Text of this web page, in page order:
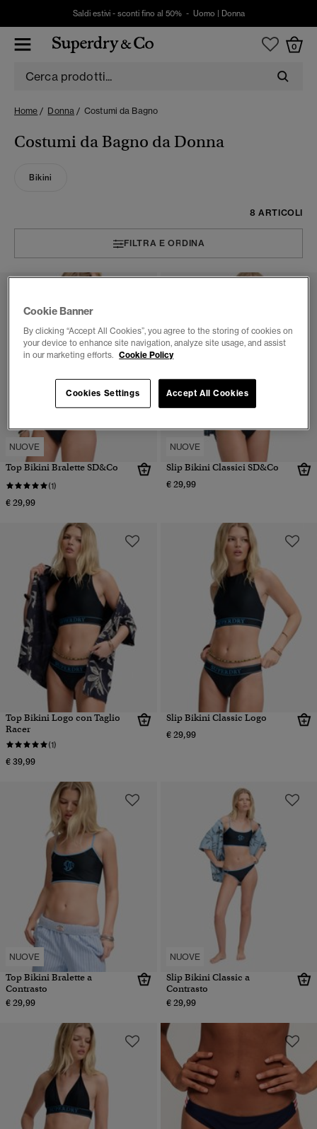
Saldi estivi - sconti fino al 50% - Uomo Donna
0
Home Donna Costumi da Bagno
Costumi da Bagno da Donna
Bikini
8 ARTICOLI
FILTRA E ORDINA
NUOVE
Top Bikini Bralette SD&Co
(1)
€ 29,99
NUOVE
Slip Bikini Classici SD&Co
€ 29,99
Top Bikini Logo con Taglio
Racer
(1)
€ 39,99
Slip Bikini Classic Logo
€ 29,99
NUOVE
Top Bikini Bralette a
Contrasto
€ 29,99
NUOVE
Slip Bikini Classic a
Contrasto
€ 29,99
Cookie Banner
By clicking “Accept All Cookies”, you agree to the storing of cookies on
your device to enhance site navigation, analyze site usage, and assist
in our marketing efforts. Cookie Policy
Cookies Settings Accept All Cookies